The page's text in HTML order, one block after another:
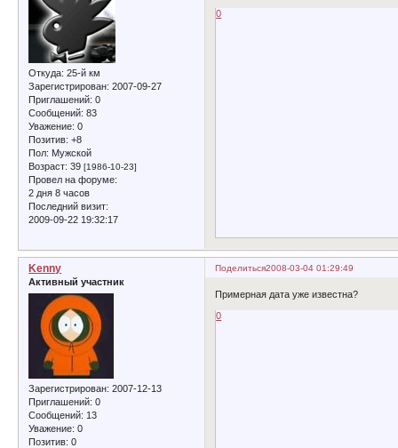
Откуда: 25-й км
Зарегистрирован: 2007-09-27
Приглашений: 0
Сообщений: 83
Уважение: 0
Позитив: +8
Пол: Мужской
Возраст: 39[1986-10-23]
Провел на форуме:
2 дня 8 часов
Последний визит:
2009-09-22 19:32:17
0
Поделиться2008-03-04 01:29:49
Kenny
Активный участник
Зарегистрирован: 2007-12-13
Приглашений: 0
Сообщений: 13
Уважение: 0
Позитив: 0
Примерная дата уже известна?
0